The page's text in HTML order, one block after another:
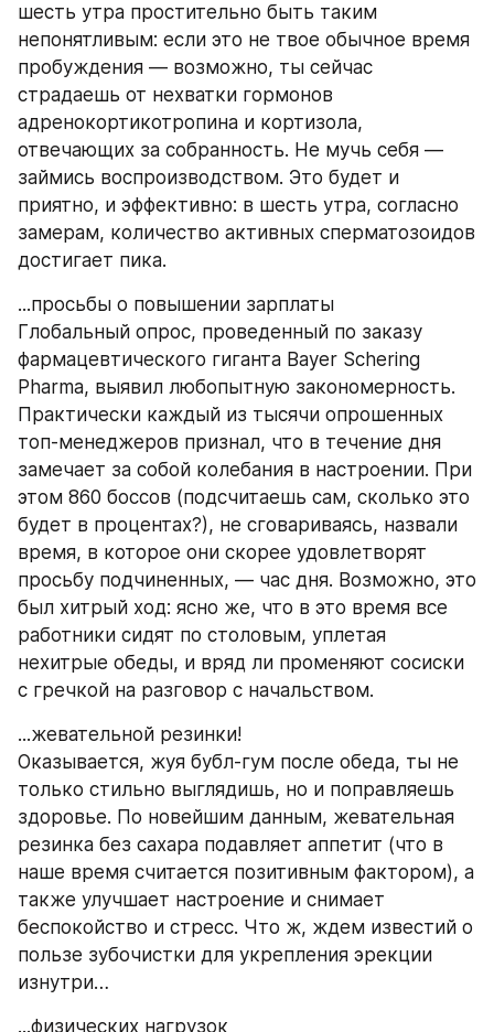
шесть утра простительно быть таким
непонятливым: если это не твое обычное время
пробуждения — возможно, ты сейчас
страдаешь от нехватки гормонов
адренокортикотропина и кортизола,
отвечающих за собранность. Не мучь себя —
займись воспроизводством. Это будет и
приятно, и эффективно: в шесть утра, согласно
замерам, количество активных сперматозоидов
достигает пика.
...просьбы о повышении зарплаты
Глобальный опрос, проведенный по заказу
фармацевтического гиганта Bayer Schering
Pharma, выявил любопытную закономерность.
Практически каждый из тысячи опрошенных
топ-менеджеров признал, что в течение дня
замечает за собой колебания в настроении. При
этом 860 боссов (подсчитаешь сам, сколько это
будет в процентах?), не сговариваясь, назвали
время, в которое они скорее удовлетворят
просьбу подчиненных, — час дня. Возможно, это
был хитрый ход: ясно же, что в это время все
работники сидят по столовым, уплетая
нехитрые обеды, и вряд ли променяют сосиски
с гречкой на разговор с начальством.
...жевательной резинки!
Оказывается, жуя бубл-гум после обеда, ты не
только стильно выглядишь, но и поправляешь
здоровье. По новейшим данным, жевательная
резинка без сахара подавляет аппетит (что в
наше время считается позитивным фактором), а
также улучшает настроение и снимает
беспокойство и стресс. Что ж, ждем известий о
пользе зубочистки для укрепления эрекции
изнутри…
...физических нагрузок